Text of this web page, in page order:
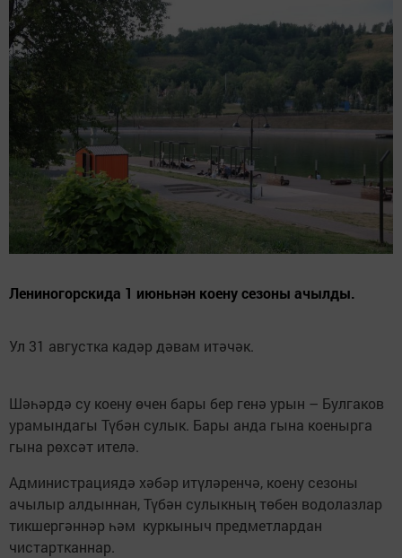
Лениногорскида 1 июньнән коену сезоны ачылды.
Ул 31 августка кадәр дәвам итәчәк.
Шәһәрдә су коену өчен бары бер генә урын – Булгаков
урамындагы Түбән сулык. Бары анда гына коенырга
гына рөхсәт ителә.
Администрациядә хәбәр итүләренчә, коену сезоны
ачылыр алдыннан, Түбән сулыкның төбен водолазлар
тикшергәннәр һәм куркыныч предметлардан
чистартканнар.